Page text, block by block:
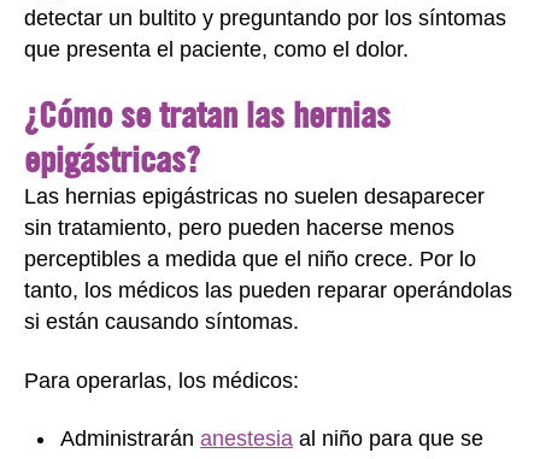
detectar un bultito y preguntando por los síntomas
que presenta el paciente, como el dolor.
¿Cómo se tratan las hernias
epigástricas?
Las hernias epigástricas no suelen desaparecer
sin tratamiento, pero pueden hacerse menos
perceptibles a medida que el niño crece. Por lo
tanto, los médicos las pueden reparar operándolas
si están causando síntomas.
Para operarlas, los médicos:
Administrarán anestesia al niño para que se